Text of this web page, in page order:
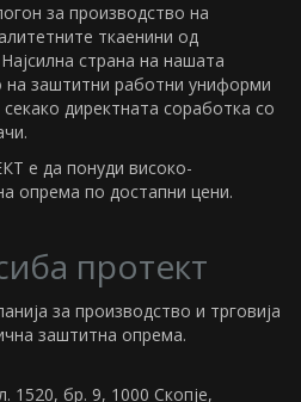
за производство на
ткаенини од
страна на нашата
на заштитни работни униформи
директната соработка со
е да понуди високо-
опрема по достапни цени.
протект
за производство и трговија
заштитна опрема.
1520, бр. 9, 1000 Скопје,